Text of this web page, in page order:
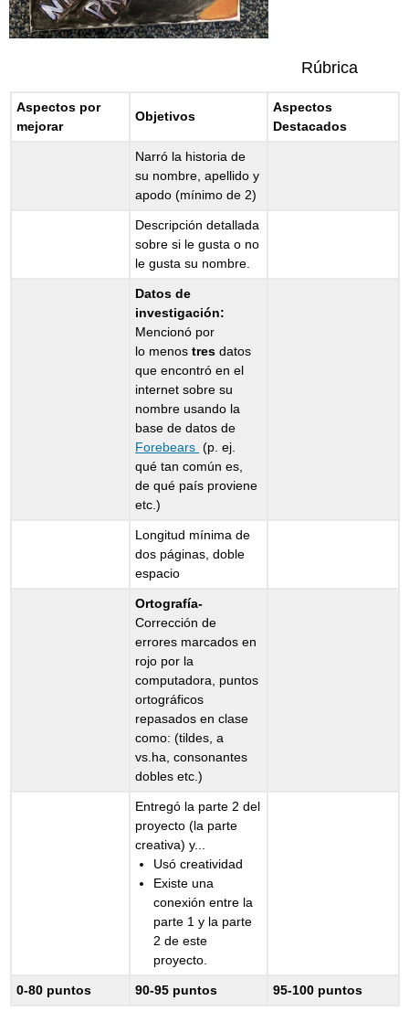
Rúbrica
Aspectos por
mejorar
Objetivos
Aspectos
Destacados
Narró la historia de
su nombre, apellido y
apodo (mínimo de 2)
Descripción detallada
sobre si le gusta o no
le gusta su nombre.
Datos de
investigación:
Mencionó por
lo menos tres datos
que encontró en el
internet sobre su
nombre usando la
base de datos de
Forebears (p. ej.
qué tan común es,
de qué país proviene
etc.)
Longitud mínima de
dos páginas, doble
espacio
Ortografía-
Corrección de
errores marcados en
rojo por la
computadora, puntos
ortográficos
repasados en clase
como: (tildes, a
vs.ha, consonantes
dobles etc.)
Entregó la parte 2 del
proyecto (la parte
creativa) y...
Usó creatividad
Existe una
conexión entre la
parte 1 y la parte
2 de este
proyecto.
0-80 puntos 90-95 puntos 95-100 puntos